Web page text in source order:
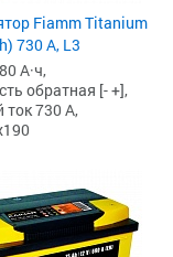
Fiamm Titanium
730 А, L3
А·ч,
обратная [- +],
ток 730 А,